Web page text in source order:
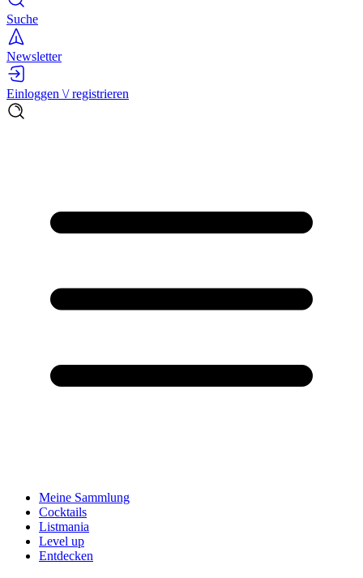
Suche
Newsletter
Einloggen \/ registrieren
Meine Sammlung
Cocktails
Listmania
Level up
Entdecken